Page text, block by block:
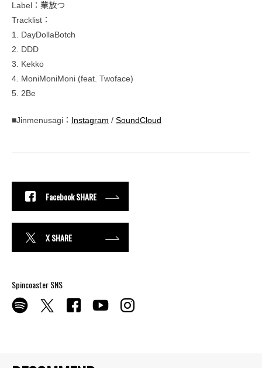
Label：業放つ
Tracklist：
1. DayDollaBotch
2. DDD
3. Kekko
4. MoniMoniMoni (feat. Twoface)
5. 2Be
■Jinmenusagi： Instagram / SoundCloud
Facebook SHARE
X SHARE
Spincoaster SNS